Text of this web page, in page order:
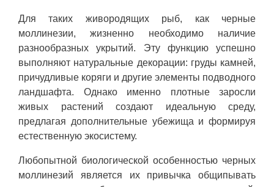
Для таких живородящих рыб, как черные
моллинезии, жизненно необходимо наличие
разнообразных укрытий. Эту функцию успешно
выполняют натуральные декорации: груды камней,
причудливые коряги и другие элементы подводного
ландшафта. Однако именно плотные заросли
живых растений создают идеальную среду,
предлагая дополнительные убежища и формируя
естественную экосистему.
Любопытной биологической особенностью черных
моллинезий является их привычка общипывать